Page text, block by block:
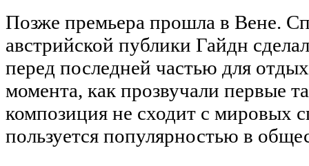
Позже премьера прошла в Вене.
австрийской публики Гайдн
перед последней частью для
момента, как прозвучали первые
композиция не сходит с мировых
пользуется популярностью в